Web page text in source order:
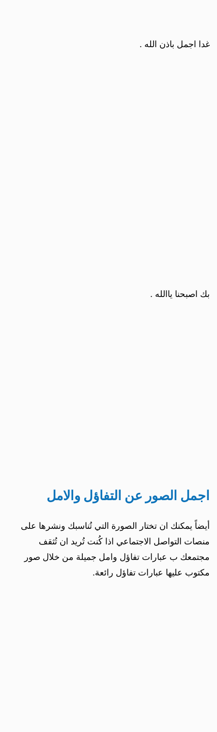
غدا اجمل باذن الله .
بك اصبحنا ياالله .
اجمل الصور عن التفاؤل والامل
أيضاً يمكنك ان تختار الصورة التي تُناسبك ونشرها على
منصات التواصل الاجتماعي اذا كُنت تُريد ان تُثقف
مجتمعك ب عبارات تفاؤل وامل جميلة من خلال صور
مكتوب عليها عبارات تفاؤل رائعة.